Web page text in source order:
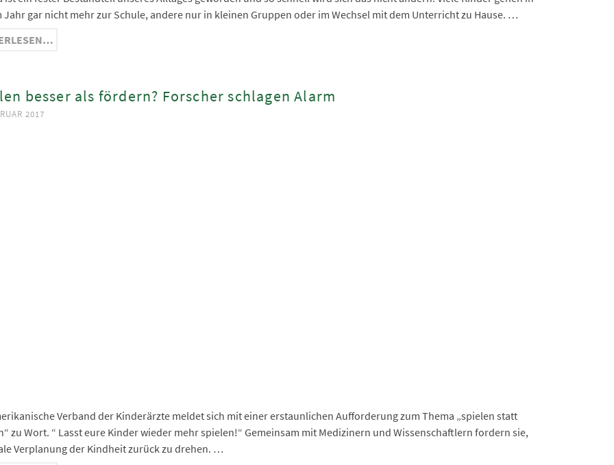
Jahr gar nicht mehr zur Schule, andere nur in kleinen Gruppen oder im Wechsel mit dem Unterricht zu Hause. …
besser als fördern? Forscher schlagen Alarm
2017
Verband der Kinderärzte meldet sich mit einer erstaunlichen Aufforderung zum Thema „spielen statt
zu Wort. “ Lasst eure Kinder wieder mehr spielen!“ Gemeinsam mit Medizinern und Wissenschaftlern fordern sie,
Verplanung der Kindheit zurück zu drehen. …